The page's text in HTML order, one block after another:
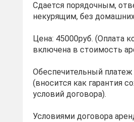
Сдается порядочным,
некурящим, без
Цена: 45000руб. (Оплата
включена в стоимость
Обеспечительный платеж
(вносится как гарантия
условий договора).
Условиями договора